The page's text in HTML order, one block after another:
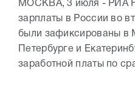
МОСКВА, 3 июля - РИА
зарплаты в России во
были зафиксированы в
Петербурге и
заработной платы по